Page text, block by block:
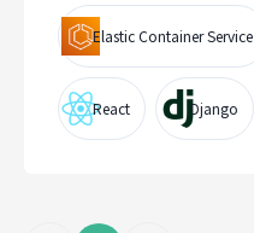
Elastic Container Service
React Django